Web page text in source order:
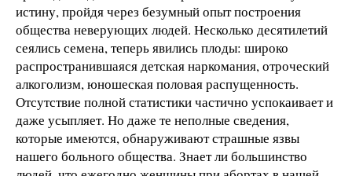
истину, пройдя через безумный опыт построения
общества неверующих людей. Несколько десятилетий
сеялись семена, теперь явились плоды: широко
распространившаяся детская наркомания, отроческий
алкоголизм, юношеская половая распущенность.
Отсутствие полной статистики частично успокаивает и
даже усыпляет. Но даже те неполные сведения,
которые имеются, обнаруживают страшные язвы
нашего больного общества. Знает ли большинство